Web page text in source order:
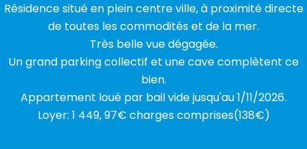
Résidence situé en plein centre ville, à proximité directe
de toutes les commodités et de la mer.
Très belle vue dégagée.
Un grand parking collectif et une cave complètent ce
bien.
Appartement loué par bail vide jusqu'au 1/11/2026.
Loyer: 1 449, 97€ charges comprises(138€)